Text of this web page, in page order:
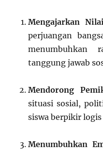
Mengajarkan
perjuangan
menumbuhkan
tanggung jawab
Mendorong
situasi sosial,
siswa berpikir
Menumbuhkan